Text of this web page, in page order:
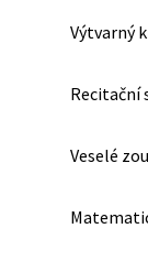
Výtvarný
Recitační
Veselé